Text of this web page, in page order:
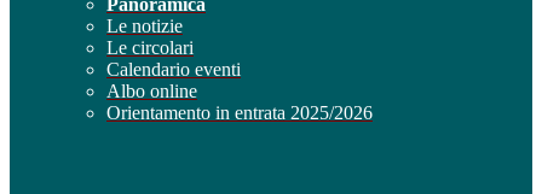
Panoramica
Le notizie
Le circolari
Calendario eventi
Albo online
Orientamento in entrata 2025/2026